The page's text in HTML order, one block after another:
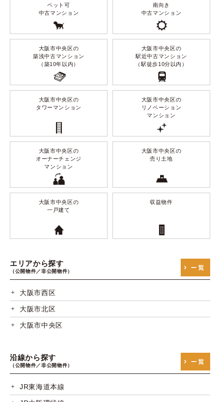
ペット可
中古マンション
南向き
中古マンション
大阪市中央区の
築浅中古マンション
（築10年以内）
大阪市中央区の
駅近中古マンション
（駅徒歩10分以内）
大阪市中央区の
タワーマンション
大阪市中央区の
リノベーション
マンション
大阪市中央区の
オーナーチェンジ
マンション
大阪市中央区の
売り土地
大阪市中央区の
一戸建て
収益物件
エリアから探す
（公開物件／非公開物件）
大阪市西区
大阪市北区
大阪市中央区
沿線から探す
（公開物件／非公開物件）
JR東海道本線